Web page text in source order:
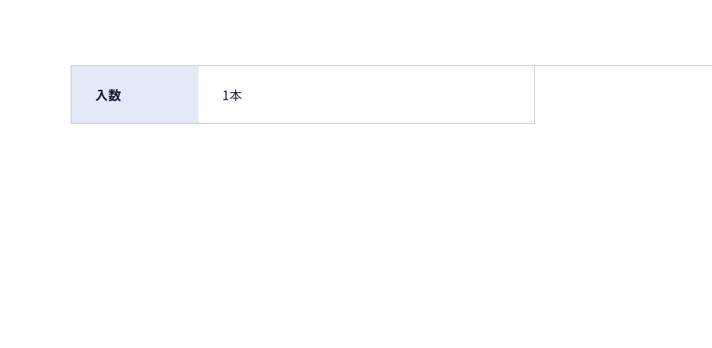
入数 1本